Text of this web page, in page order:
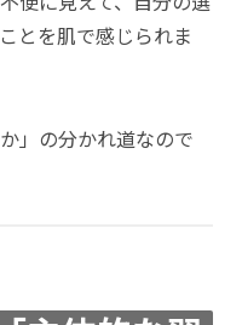
とを肌で感じられま
」の分かれ道なので